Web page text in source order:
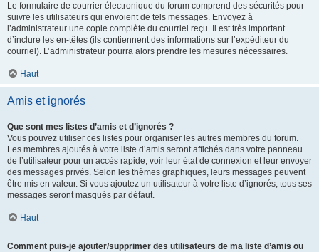
Le formulaire de courrier électronique du forum comprend des sécurités pour
suivre les utilisateurs qui envoient de tels messages. Envoyez à
l’administrateur une copie complète du courriel reçu. Il est très important
d’inclure les en-têtes (ils contiennent des informations sur l’expéditeur du
courriel). L’administrateur pourra alors prendre les mesures nécessaires.
Haut
Amis et ignorés
Que sont mes listes d’amis et d’ignorés ?
Vous pouvez utiliser ces listes pour organiser les autres membres du forum.
Les membres ajoutés à votre liste d’amis seront affichés dans votre panneau
de l’utilisateur pour un accès rapide, voir leur état de connexion et leur envoyer
des messages privés. Selon les thèmes graphiques, leurs messages peuvent
être mis en valeur. Si vous ajoutez un utilisateur à votre liste d’ignorés, tous ses
messages seront masqués par défaut.
Haut
Comment puis-je ajouter/supprimer des utilisateurs de ma liste d’amis ou